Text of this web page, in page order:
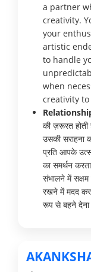
a partner
creativity.
your
artistic
to handle
when
creativity
की ज़रूरत होती
उसकी
प्रति आपके
का समर्थन
संभालने में
रखने में मदद
रूप से बहने देना